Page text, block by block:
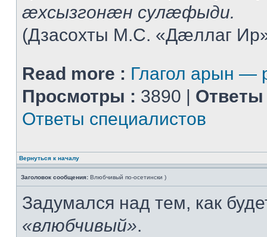
æхсызгонæн сулæфыди.
(Дзасохты М.С. «Дæллаг
Read more : Глагол арын —
Просмотры : 3890 | Ответы
Ответы специалистов
Вернуться к началу
Заголовок сообщения: Влюбчивый по-осетински )
Задумался над тем, как
«влюбчивый».